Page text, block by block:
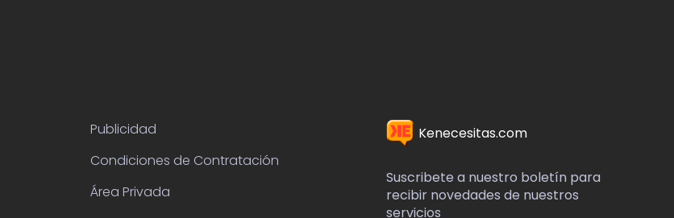
Publicidad
Condiciones de Contratación
Área Privada
Kenecesitas.com
Suscribete a nuestro boletín para
recibir novedades de nuestros
servicios